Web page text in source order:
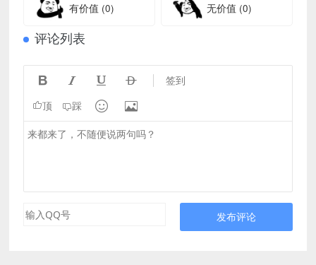
有价值 (0) 无价值 (0)
评论列表
    签到
顶 踩  
发布评论